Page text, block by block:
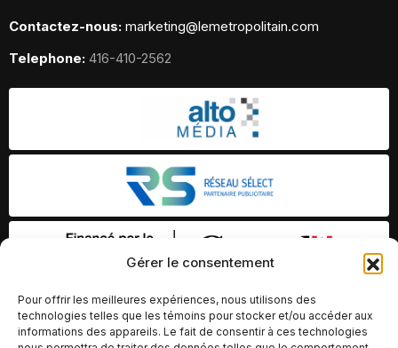
Gérer le consentement
Pour offrir les meilleures expériences, nous utilisons des
technologies telles que les témoins pour stocker et/ou accéder aux
informations des appareils. Le fait de consentir à ces technologies
Contactez-nous: marketing@lemetropolitain.com
Telephone: 416-410-2562